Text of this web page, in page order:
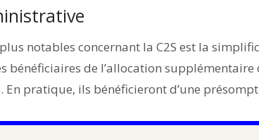
notables concernant la C2S est la
bénéficiaires de l’allocation supplémentaire
En pratique, ils bénéficieront d’une